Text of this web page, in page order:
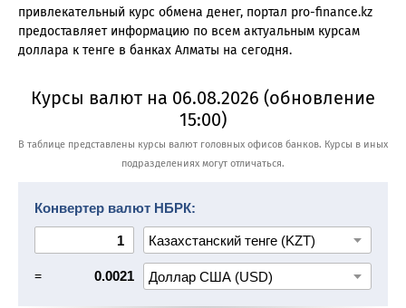
привлекательный курс обмена денег, портал pro-finance.kz
предоставляет информацию по всем актуальным курсам
доллара к тенге в банках Алматы на сегодня.
Курсы валют на 06.08.2026 (обновление
15:00)
В таблице представлены курсы валют головных офисов банков. Курсы в иных
подразделениях могут отличаться.
Конвертер валют НБРК:
= 0.0021